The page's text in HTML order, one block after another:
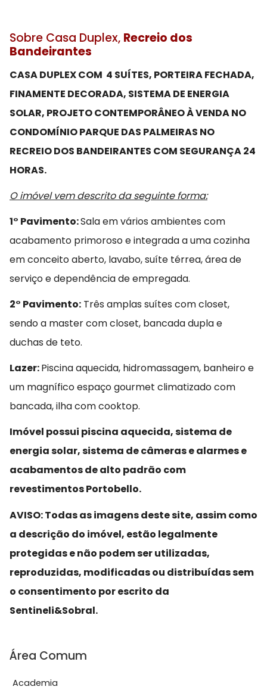
Sobre Casa Duplex, Recreio dos
Bandeirantes
CASA DUPLEX COM 4 SUÍTES, PORTEIRA FECHADA,
FINAMENTE DECORADA, SISTEMA DE ENERGIA
SOLAR, PROJETO CONTEMPORÂNEO À VENDA NO
CONDOMÍNIO PARQUE DAS PALMEIRAS NO
RECREIO DOS BANDEIRANTES COM SEGURANÇA 24
HORAS.
O imóvel vem descrito da seguinte forma:
1° Pavimento:Sala em vários ambientes com
acabamento primoroso e integrada a uma cozinha
em conceito aberto, lavabo, suíte térrea, área de
serviço e dependência de empregada.
2° Pavimento: Três amplas suítes com closet,
sendo a master com closet, bancada dupla e
duchas de teto.
Lazer:Piscina aquecida, hidromassagem, banheiro e
um magnífico espaço gourmet climatizado com
bancada, ilha com cooktop.
Imóvel possui piscina aquecida, sistema de
energia solar, sistema de câmeras e alarmes e
acabamentos de alto padrão com
revestimentos Portobello.
AVISO: Todas as imagens deste site, assim como
a descrição do imóvel, estão legalmente
protegidas e não podem ser utilizadas,
reproduzidas, modificadas ou distribuídas sem
o consentimento por escrito da
Sentineli&Sobral.
Área Comum
Academia